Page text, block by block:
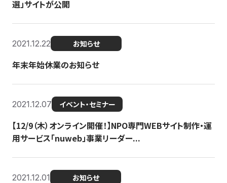
選」サイトが公開
2021.12.22 お知らせ
年末年始休業のお知らせ
2021.12.07 イベント・セミナー
【12/9（木）オンライン開催！】NPO専門WEBサイト制作・運
用サービス「nuweb」事業リーダー...
2021.12.01 お知らせ